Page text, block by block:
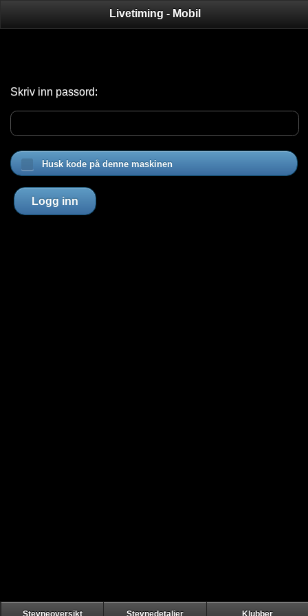
Livetiming - Mobil
Skriv inn passord:
Husk kode på denne maskinen
Logg inn
Stevneoversikt Stevnedetaljer Klubber